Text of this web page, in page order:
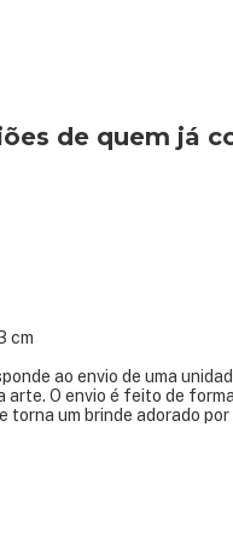
de quem já
cm
ao envio de uma
arte. O envio é feito de
torna um brinde adorado por